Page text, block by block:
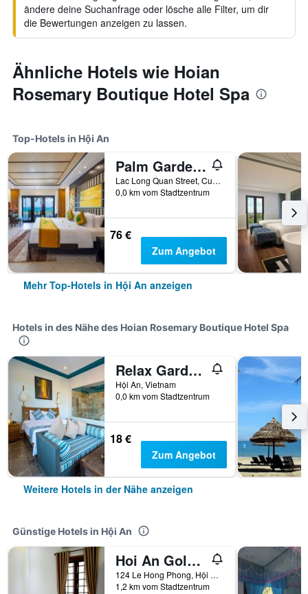
ändere deine Suchanfrage oder lösche alle Filter, um dir
die Bewertungen anzeigen zu lassen.
Ähnliche Hotels wie Hoian
Rosemary Boutique Hotel Spa
Top-Hotels in Hội An
Palm Garden Beach Resort And Spa
Lac Long Quan Street, Cua Dai Beach, Hội An, Vietnam
0,0 km vom Stadtzentrum
76 €
Zum Angebot
Mehr Top-Hotels in Hội An anzeigen
Hotels in des Nähe des Hoian Rosemary Boutique Hotel Spa
Relax Garden Boutique Villa Hoi An
Hội An, Vietnam
0,0 km vom Stadtzentrum
18 €
Zum Angebot
Weitere Hotels in der Nähe anzeigen
Günstige Hotels in Hội An
Hoi An Golden Horse Villa
124 Le Hong Phong, Hội An, Vietnam
1,2 km vom Stadtzentrum